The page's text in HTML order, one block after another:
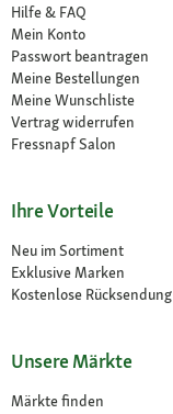
Hilfe & FAQ
Mein Konto
Passwort beantragen
Meine Bestellungen
Meine Wunschliste
Vertrag widerrufen
Fressnapf Salon
Ihre Vorteile
Neu im Sortiment
Exklusive Marken
Kostenlose Rücksendung
Unsere Märkte
Märkte finden